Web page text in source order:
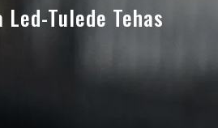
Led-Tulede Tehas